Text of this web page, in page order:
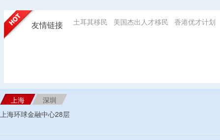
友情链接 土耳其移民 美国杰出人才移民 香港优才计划
上海
深圳
上海环球金融中心28层